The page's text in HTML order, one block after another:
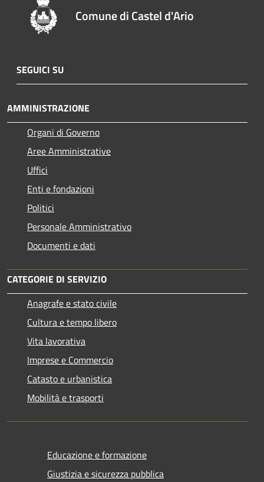
Comune di Castel d'Ario
SEGUICI SU
AMMINISTRAZIONE
Organi di Governo
Aree Amministrative
Uffici
Enti e fondazioni
Politici
Personale Amministrativo
Documenti e dati
CATEGORIE DI SERVIZIO
Anagrafe e stato civile
Cultura e tempo libero
Vita lavorativa
Imprese e Commercio
Catasto e urbanistica
Mobilità e trasporti
Educazione e formazione
Giustizia e sicurezza pubblica